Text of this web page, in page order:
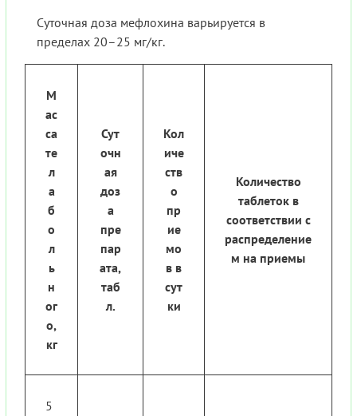
Суточная доза мефлохина варьируется в
пределах 20–25 мг/кг.
М
ас
са
те
л
а
б
о
л
ь
н
ог
о,
кг
Сут
очн
ая
доз
а
пре
пар
ата,
таб
л.
Кол
иче
ств
о
пр
ие
мо
в в
сут
ки
Количество
таблеток в
соответствии с
распределение
м на приемы
5